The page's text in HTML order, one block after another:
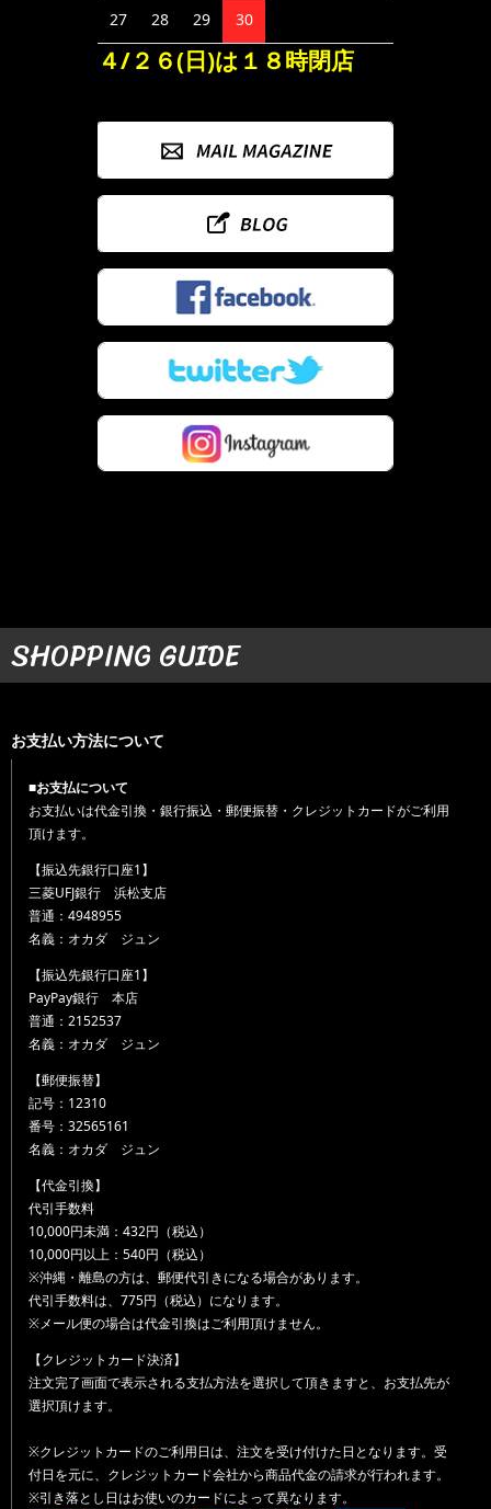
27 28 29 30
４/２６(日)は１８時閉店
SHOPPING GUIDE
お支払い方法について
■お支払について
お支払いは代金引換・銀行振込・郵便振替・クレジットカードがご利用
頂けます。
【振込先銀行口座1】
三菱UFJ銀行 浜松支店
普通：4948955
名義：オカダ ジュン
【振込先銀行口座1】
PayPay銀行 本店
普通：2152537
名義：オカダ ジュン
【郵便振替】
記号：12310
番号：32565161
名義：オカダ ジュン
【代金引換】
代引手数料
10,000円未満：432円（税込）
10,000円以上：540円（税込）
※沖縄・離島の方は、郵便代引きになる場合があります。
代引手数料は、775円（税込）になります。
※メール便の場合は代金引換はご利用頂けません。
【クレジットカード決済】
注文完了画面で表示される支払方法を選択して頂きますと、お支払先が
選択頂けます。
※クレジットカードのご利用日は、注文を受け付けた日となります。受
付日を元に、クレジットカード会社から商品代金の請求が行われます。
※引き落とし日はお使いのカードによって異なります。